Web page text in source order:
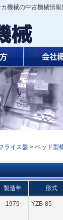
機械の中古機械情
ライス盤 > ベッド型
製造年 形式
1979 YZB-85